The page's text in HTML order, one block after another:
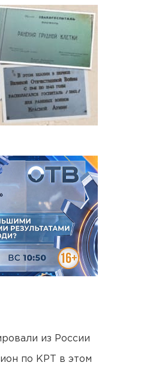
из России
по КРТ в этом